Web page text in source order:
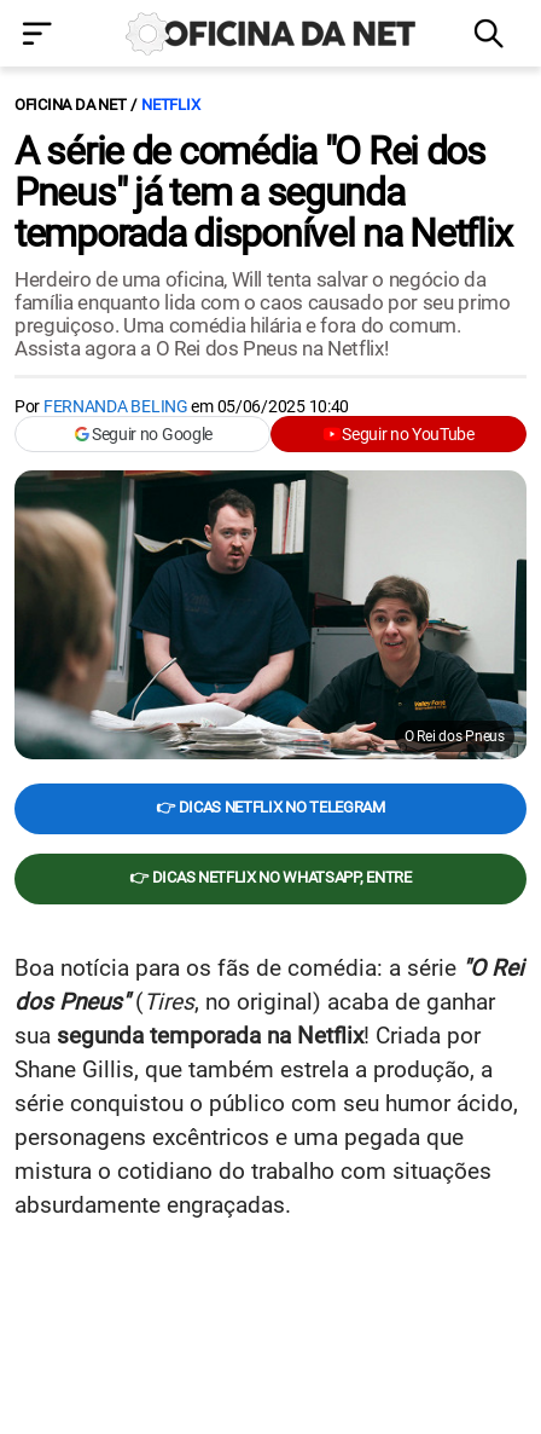
OFICINA DA NET NETFLIX
A série de comédia "O Rei dos
Pneus" já tem a segunda
temporada disponível na Netflix
Herdeiro de uma oficina, Will tenta salvar o negócio da
família enquanto lida com o caos causado por seu primo
preguiçoso. Uma comédia hilária e fora do comum.
Assista agora a O Rei dos Pneus na Netflix!
Por FERNANDA BELINGem05/06/2025 10:40
Seguir no Google
Seguir no YouTube
O Rei dos Pneus
👉 DICAS NETFLIX NO TELEGRAM
👉 DICAS NETFLIX NO WHATSAPP, ENTRE
Boa notícia para os fãs de comédia: a série "O Rei
dos Pneus" (Tires, no original) acaba de ganhar
sua segunda temporada na Netflix! Criada por
Shane Gillis, que também estrela a produção, a
série conquistou o público com seu humor ácido,
personagens excêntricos e uma pegada que
mistura o cotidiano do trabalho com situações
absurdamente engraçadas.